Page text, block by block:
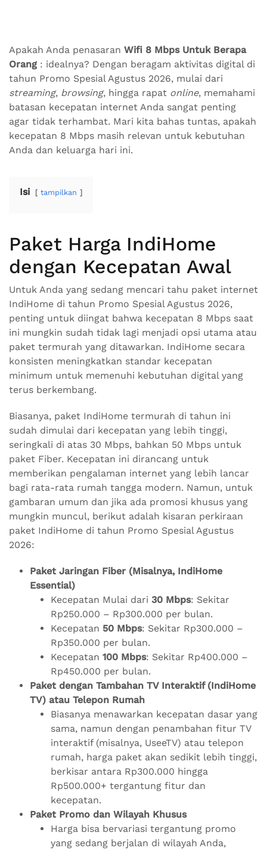
Apakah Anda penasaran Wifi 8 Mbps Untuk Berapa
Orang: idealnya? Dengan beragam aktivitas digital di
tahun Promo Spesial Agustus 2026, mulai dari
streaming, browsing, hingga rapat online, memahami
batasan kecepatan internet Anda sangat penting
agar tidak terhambat. Mari kita bahas tuntas, apakah
kecepatan 8 Mbps masih relevan untuk kebutuhan
Anda dan keluarga hari ini.
Isi tampilkan
Paket Harga IndiHome
dengan Kecepatan Awal
Untuk Anda yang sedang mencari tahu paket internet
IndiHome di tahun Promo Spesial Agustus 2026,
penting untuk diingat bahwa kecepatan 8 Mbps saat
ini mungkin sudah tidak lagi menjadi opsi utama atau
paket termurah yang ditawarkan. IndiHome secara
konsisten meningkatkan standar kecepatan
minimum untuk memenuhi kebutuhan digital yang
terus berkembang.
Biasanya, paket IndiHome termurah di tahun ini
sudah dimulai dari kecepatan yang lebih tinggi,
seringkali di atas 30 Mbps, bahkan 50 Mbps untuk
paket Fiber. Kecepatan ini dirancang untuk
memberikan pengalaman internet yang lebih lancar
bagi rata-rata rumah tangga modern. Namun, untuk
gambaran umum dan jika ada promosi khusus yang
mungkin muncul, berikut adalah kisaran perkiraan
paket IndiHome di tahun Promo Spesial Agustus
2026:
Paket Jaringan Fiber (Misalnya, IndiHome
Essential)
Kecepatan Mulai dari 30 Mbps: Sekitar
Rp250.000 – Rp300.000 per bulan.
Kecepatan 50 Mbps: Sekitar Rp300.000 –
Rp350.000 per bulan.
Kecepatan 100 Mbps: Sekitar Rp400.000 –
Rp450.000 per bulan.
Paket dengan Tambahan TV Interaktif (IndiHome
TV) atau Telepon Rumah
Biasanya menawarkan kecepatan dasar yang
sama, namun dengan penambahan fitur TV
interaktif (misalnya, UseeTV) atau telepon
rumah, harga paket akan sedikit lebih tinggi,
berkisar antara Rp300.000 hingga
Rp500.000+ tergantung fitur dan
kecepatan.
Paket Promo dan Wilayah Khusus
Harga bisa bervariasi tergantung promo
yang sedang berjalan di wilayah Anda,